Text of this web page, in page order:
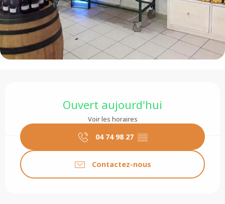
Ouvert aujourd'hui
Voir les horaires
04 74 98 27 ▒▒
Contactez-nous